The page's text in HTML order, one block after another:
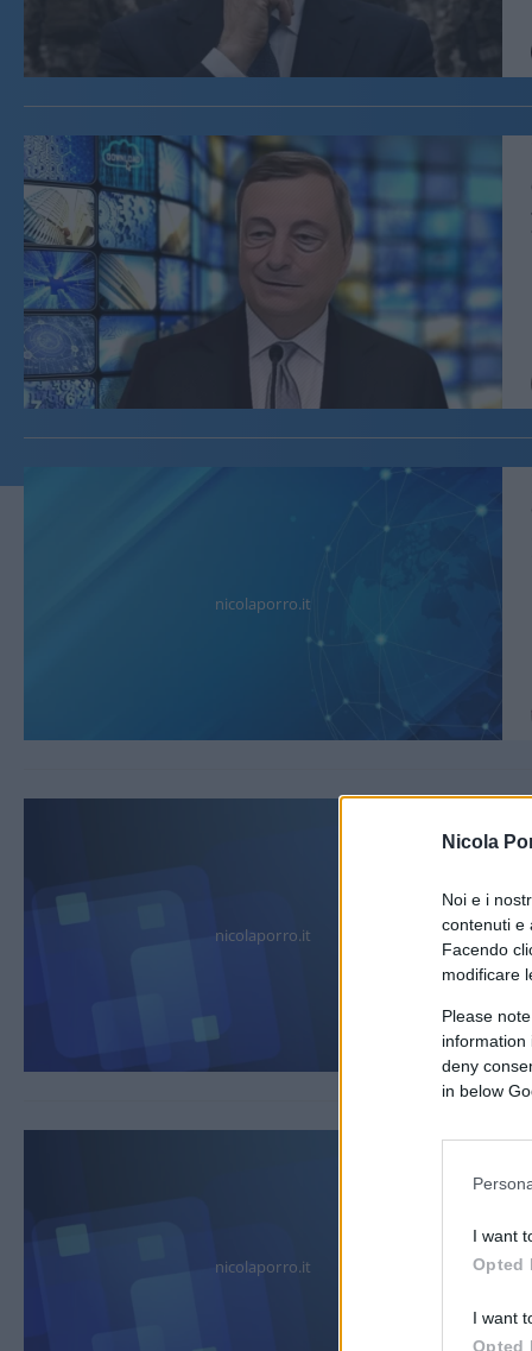
Nicola
Noi e i
contenuti e
Facendo
modificare
Please
information
deny
in below
I want
Opted
I want
Opted
nicolaporro.it
nicolaporro.it
nicolaporro.it